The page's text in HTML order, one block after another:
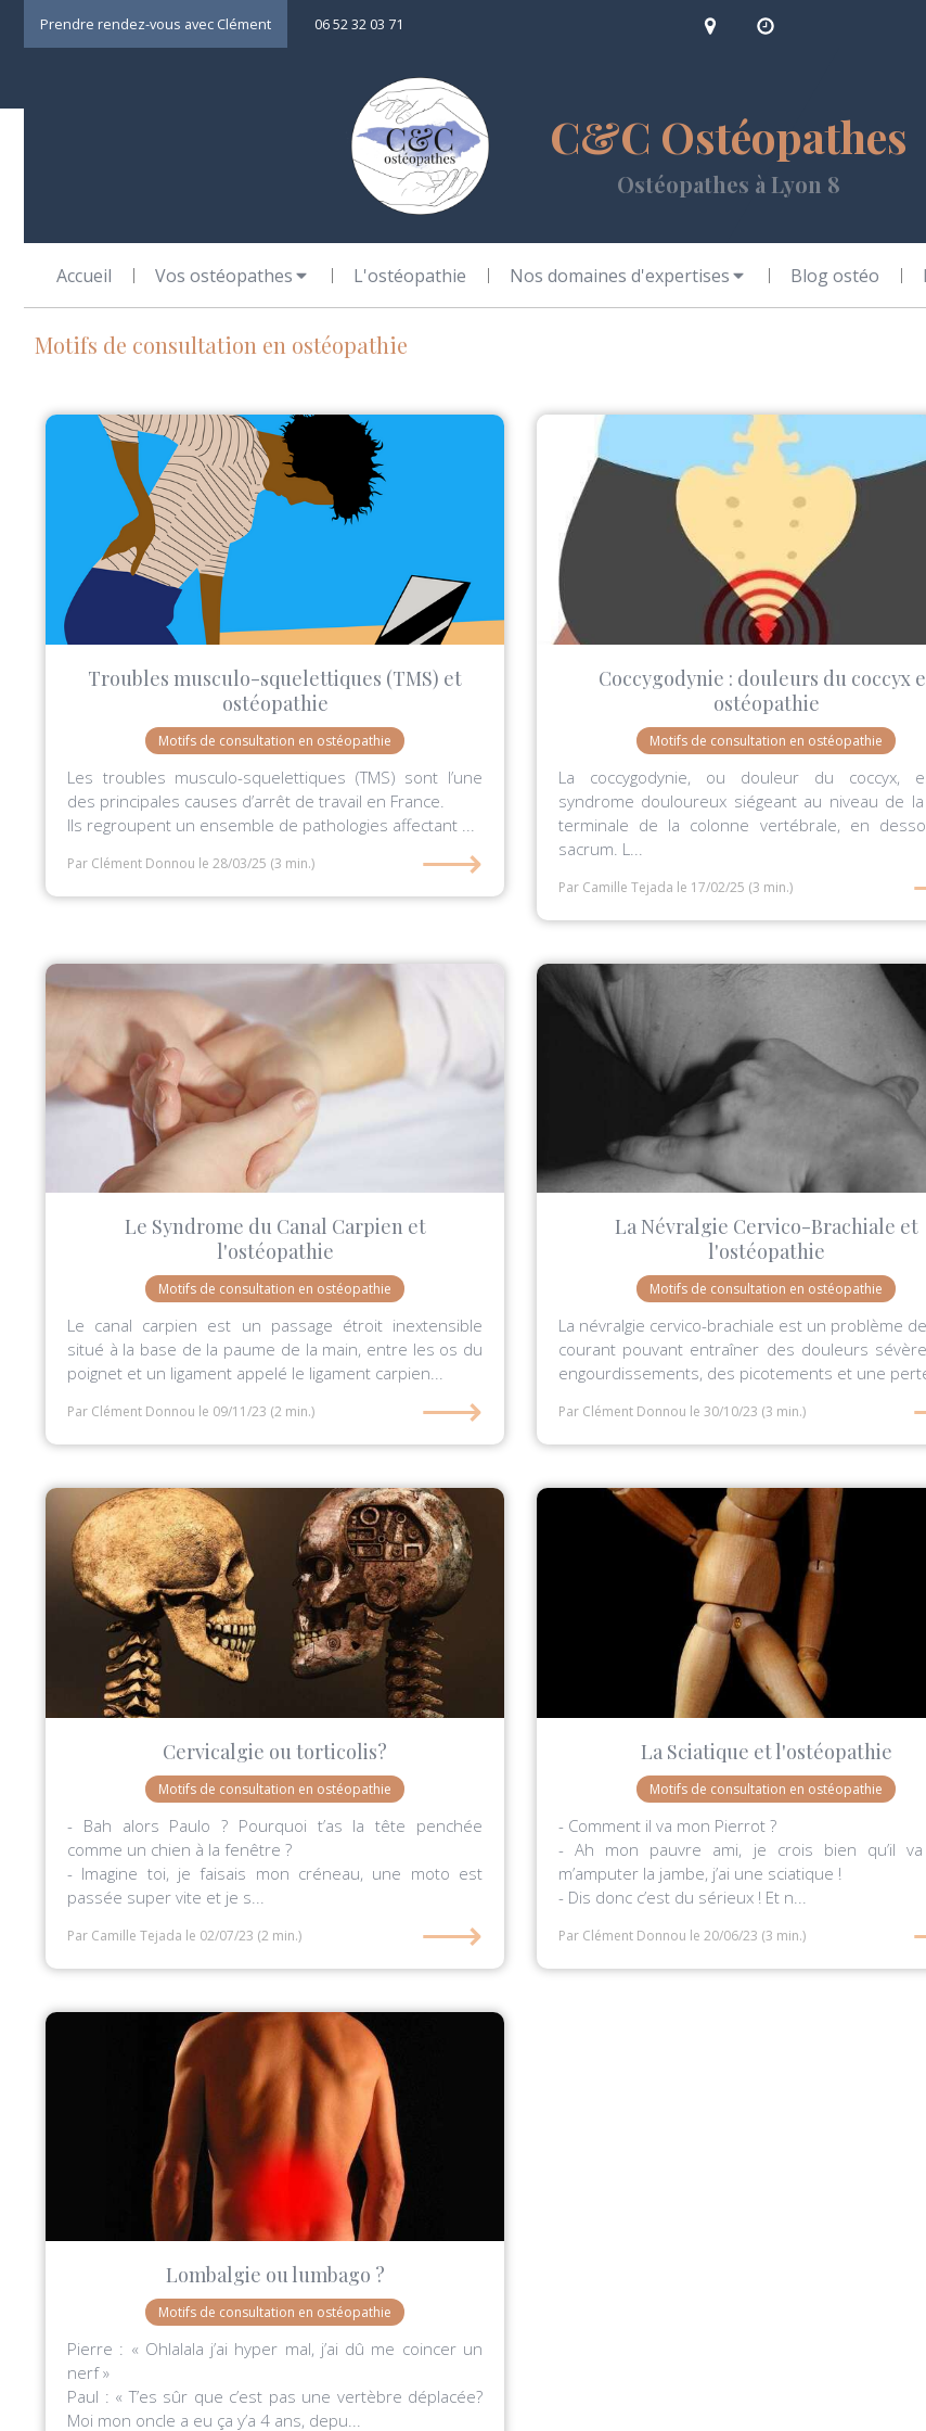
Prendre rendez-vous avec Clément 06 52 32 03 71
C&C Ostéopathes
Ostéopathes à Lyon 8
Accueil Vos ostéopathes L'ostéopathie Nos domaines d'expertises Blog ostéo
Motifs de consultation en ostéopathie
Troubles musculo-squelettiques (TMS) et
ostéopathie
Motifs de consultation en ostéopathie
Les troubles musculo-squelettiques (TMS) sont l’une
des principales causes d’arrêt de travail en France.
Ils regroupent un ensemble de pathologies affectant ...
Par Clément Donnou le 28/03/25 (3 min.) ⟶
Coccygodynie : douleurs du coccyx
ostéopathie
Motifs de consultation en ostéopathie
La coccygodynie, ou douleur du coccyx,
syndrome douloureux siégeant au niveau de
terminale de la colonne vertébrale, en
sacrum. L...
Par Camille Tejada le 17/02/25 (3 min.)
Le Syndrome du Canal Carpien et
l'ostéopathie
Motifs de consultation en ostéopathie
Le canal carpien est un passage étroit inextensible
situé à la base de la paume de la main, entre les os du
poignet et un ligament appelé le ligament carpien...
Par Clément Donnou le 09/11/23 (2 min.) ⟶
La Névralgie Cervico-Brachiale et
l'ostéopathie
Motifs de consultation en ostéopathie
La névralgie cervico-brachiale est un problème
courant pouvant entraîner des douleurs
engourdissements, des picotements et une
Par Clément Donnou le 30/10/23 (3 min.)
Cervicalgie ou torticolis?
Motifs de consultation en ostéopathie
- Bah alors Paulo ? Pourquoi t’as la tête penchée
comme un chien à la fenêtre ?
- Imagine toi, je faisais mon créneau, une moto est
passée super vite et je s...
Par Camille Tejada le 02/07/23 (2 min.) ⟶
La Sciatique et l'ostéopathie
Motifs de consultation en ostéopathie
- Comment il va mon Pierrot ?
- Ah mon pauvre ami, je crois bien qu’il
m’amputer la jambe, j’ai une sciatique !
- Dis donc c’est du sérieux ! Et n...
Par Clément Donnou le 20/06/23 (3 min.)
Lombalgie ou lumbago ?
Motifs de consultation en ostéopathie
Pierre : « Ohlalala j’ai hyper mal, j’ai dû me coincer un
nerf »
Paul : « T’es sûr que c’est pas une vertèbre déplacée?
Moi mon oncle a eu ça y’a 4 ans, depu...